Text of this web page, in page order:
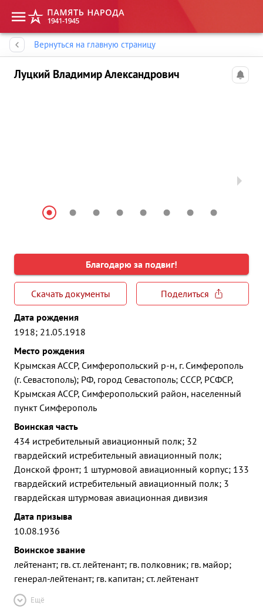
Вернуться на главную страницу
Луцкий Владимир Александрович
Благодарю за подвиг!
Скачать документы
Поделиться
Дата рождения
1918; 21.05.1918
Место рождения
Крымская АССР, Симферопольский р-н, г. Симферополь
(г. Севастополь); РФ, город Севастополь; СССР, РСФСР,
Крымская АССР, Симферопольский район, населенный
пункт Симферополь
Воинская часть
434 истребительный авиационный полк; 32
гвардейский истребительный авиационный полк;
Донской фронт; 1 штурмовой авиационный корпус; 133
гвардейский истребительный авиационный полк; 3
гвардейская штурмовая авиационная дивизия
Дата призыва
10.08.1936
Воинское звание
лейтенант; гв. ст. лейтенант; гв. полковник; гв. майор;
генерал-лейтенант; гв. капитан; ст. лейтенант
Ещё
Память народа